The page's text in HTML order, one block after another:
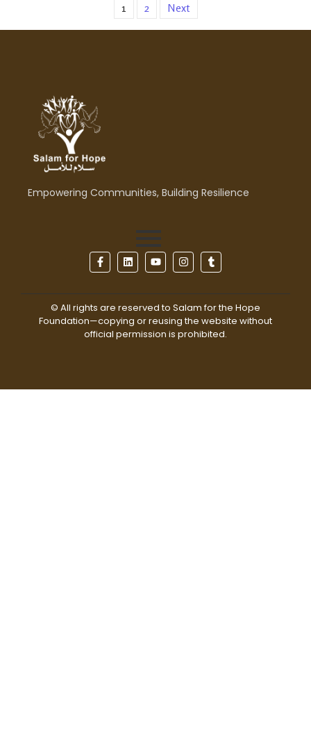
1 2 Next
Empowering Communities, Building Resilience
© All rights are reserved to Salam for the Hope
Foundation—copying or reusing the website without
official permission is prohibited.